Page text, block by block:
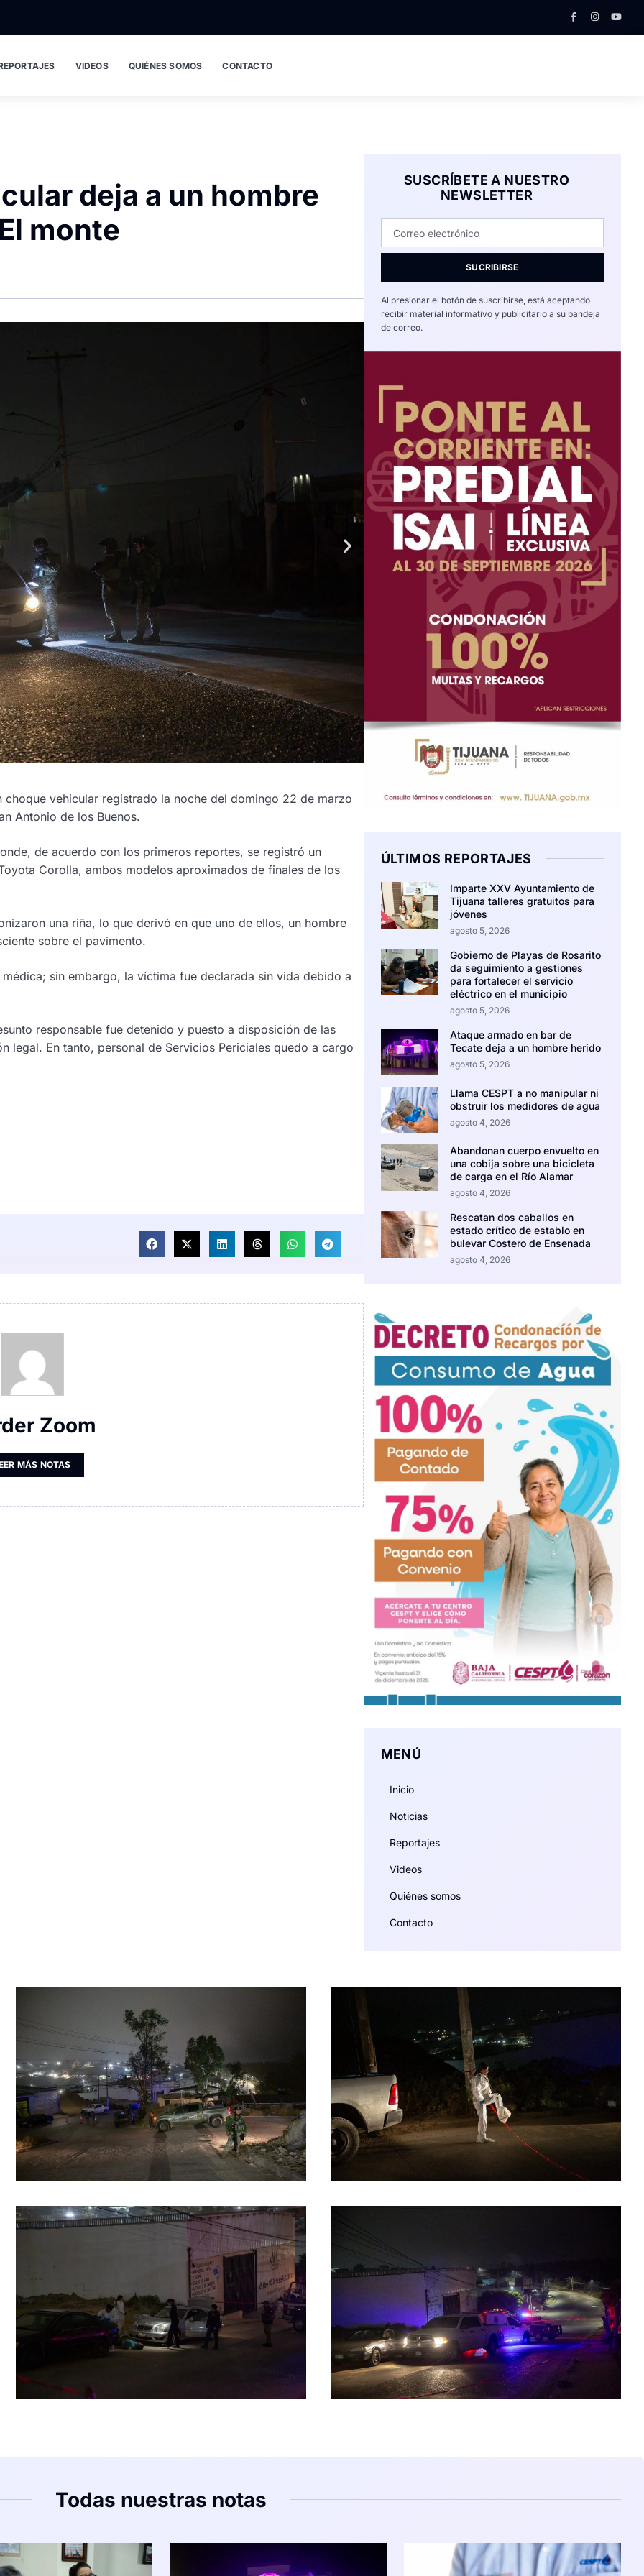
VIDEOS QUIÉNES SOMOS CONTACTO
deja a un hombre
monte
vehicular registrado la noche del domingo 22 de marzo
Antonio de los Buenos.
de acuerdo con los primeros reportes, se registró un
Corolla, ambos modelos aproximados de finales de los
una riña, lo que derivó en que uno de ellos, un hombre
sobre el pavimento.
sin embargo, la víctima fue declarada sin vida debido a
responsable fue detenido y puesto a disposición de las
legal. En tanto, personal de Servicios Periciales quedo a cargo
Zoom
MÁS NOTAS
SUSCRÍBETE A NUESTRO
NEWSLETTER
SUCRIBIRSE
Al presionar el botón de suscribirse, está aceptando
recibir material informativo y publicitario a su bandeja
de correo.
ÚLTIMOS REPORTAJES
Imparte XXV Ayuntamiento de
Tijuana talleres gratuitos para
jóvenes
agosto 5, 2026
Gobierno de Playas de Rosarito
da seguimiento a gestiones
para fortalecer el servicio
eléctrico en el municipio
agosto 5, 2026
Ataque armado en bar de
Tecate deja a un hombre herido
agosto 5, 2026
Llama CESPT a no manipular ni
obstruir los medidores de agua
agosto 4, 2026
Abandonan cuerpo envuelto en
una cobija sobre una bicicleta
de carga en el Río Alamar
agosto 4, 2026
Rescatan dos caballos en
estado crítico de establo en
bulevar Costero de Ensenada
agosto 4, 2026
MENÚ
Inicio
Noticias
Reportajes
Videos
Quiénes somos
Contacto
Todas nuestras notas